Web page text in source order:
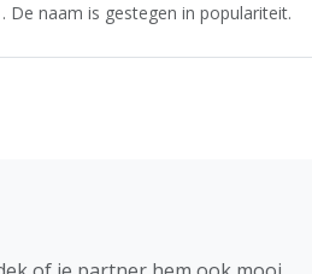
naam is gestegen in populariteit.